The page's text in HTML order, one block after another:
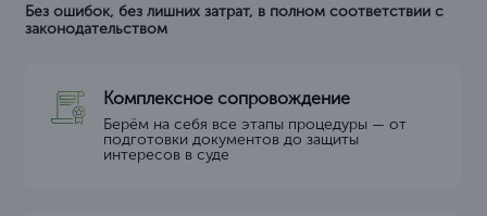
Без ошибок, без лишних затрат, в полном соответствии с
законодательством
Комплексное сопровождение
Берём на себя все этапы процедуры — от
подготовки документов до защиты
интересов в суде